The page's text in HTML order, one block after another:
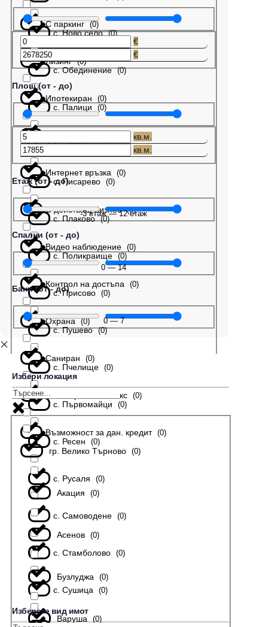
с. Ново село (0)
с. Обединение (0)
с. Палици (0)
с. Патреш (0)
с. Писарево (0)
с. Плаково (0)
с. Поликраище (0)
с. Присово (0)
с. Пушево (0)
с. Пчелище (0)
с. Първомайци (0)
с. Ресен (0)
с. Русаля (0)
с. Самоводене (0)
с. Стамболово (0)
с. Сушица (0)
С паркинг (0)
Лизинг (0)
Ипотекиран (0)
Интернет връзка (0)
С действащ бизнес (0)
Видео наблюдение (0)
Контрол на достъпа (0)
Охрана (0)
Саниран (0)
В затворен комплекс (0)
Възможност за дан. кредит (0)
€
€
Площ (от - до)
кв.м.
кв.м.
Етаж (от - до)
-3етаж—12етаж
Спални (от - до)
0—14
Бани (от - до)
0—7
Избери локация
гр. Велико Търново (0)
Акация (0)
Асенов (0)
Бузлуджа (0)
Варуша (0)
Изберете вид имот